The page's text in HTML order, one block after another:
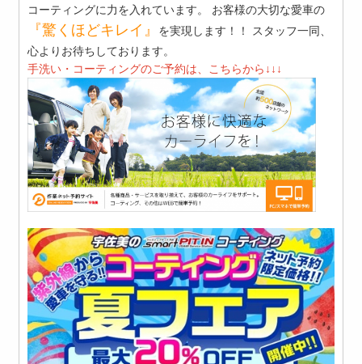
コーティングに力を入れています。 お客様の大切な愛車の
『驚くほどキレイ』
を実現します！！ スタッフ一同、
心よりお待ちしております。
手洗い・コーティングのご予約は、こちらから↓↓↓